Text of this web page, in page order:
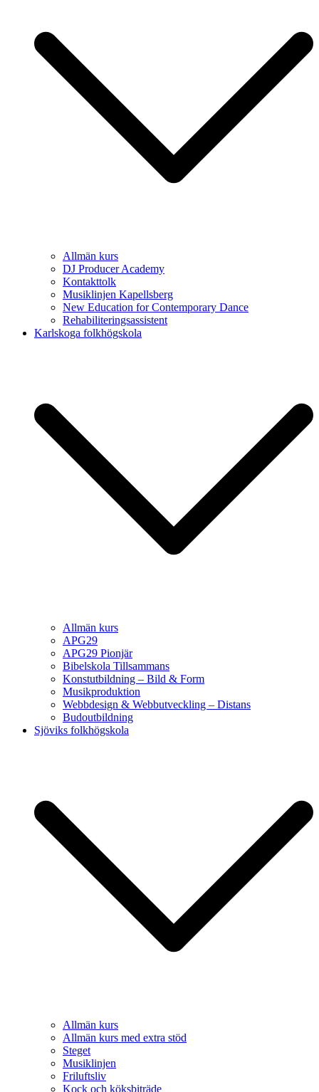
Allmän kurs
DJ Producer Academy
Kontakttolk
Musiklinjen Kapellsberg
New Education for Contemporary Dance
Rehabiliteringsassistent
Karlskoga folkhögskola
Allmän kurs
APG29
APG29 Pionjär
Bibelskola Tillsammans
Konstutbildning – Bild & Form
Musikproduktion
Webbdesign & Webbutveckling – Distans
Budoutbildning
Sjöviks folkhögskola
Allmän kurs
Allmän kurs med extra stöd
Steget
Musiklinjen
Friluftsliv
Kock och köksbiträde